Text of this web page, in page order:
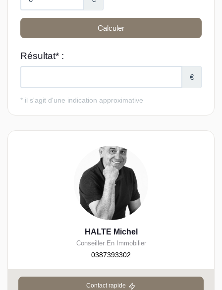
HALTE Michel
Conseiller En Immobilier
0387393302
Contact rapide